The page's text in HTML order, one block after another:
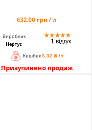
632.00 грн / л
Виробник
Нертус
★★★★★
1 відгук
Кешбек 6.32 ₴ /л
Призупинено продаж